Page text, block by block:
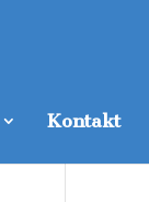
Kontakt